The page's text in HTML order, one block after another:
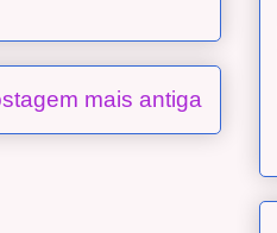
mais antiga